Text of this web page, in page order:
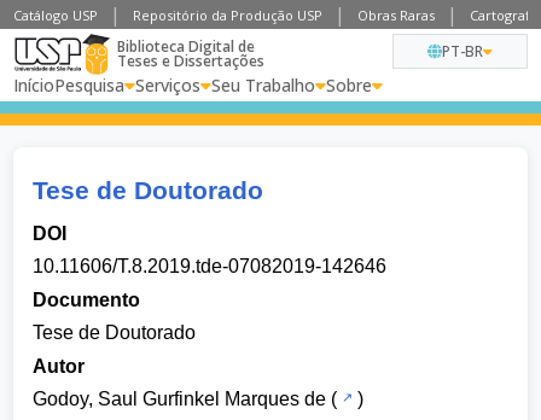
Catálogo USP Repositório da Produção USP Obras Raras
Biblioteca Digital de
Teses e Dissertações
InícioPesquisa Serviços Seu Trabalho Sobre
PT-BR
Tese de Doutorado
DOI
10.11606/T.8.2019.tde-07082019-142646
Documento
Tese de Doutorado
Autor
Godoy, Saul Gurfinkel Marques de (
)